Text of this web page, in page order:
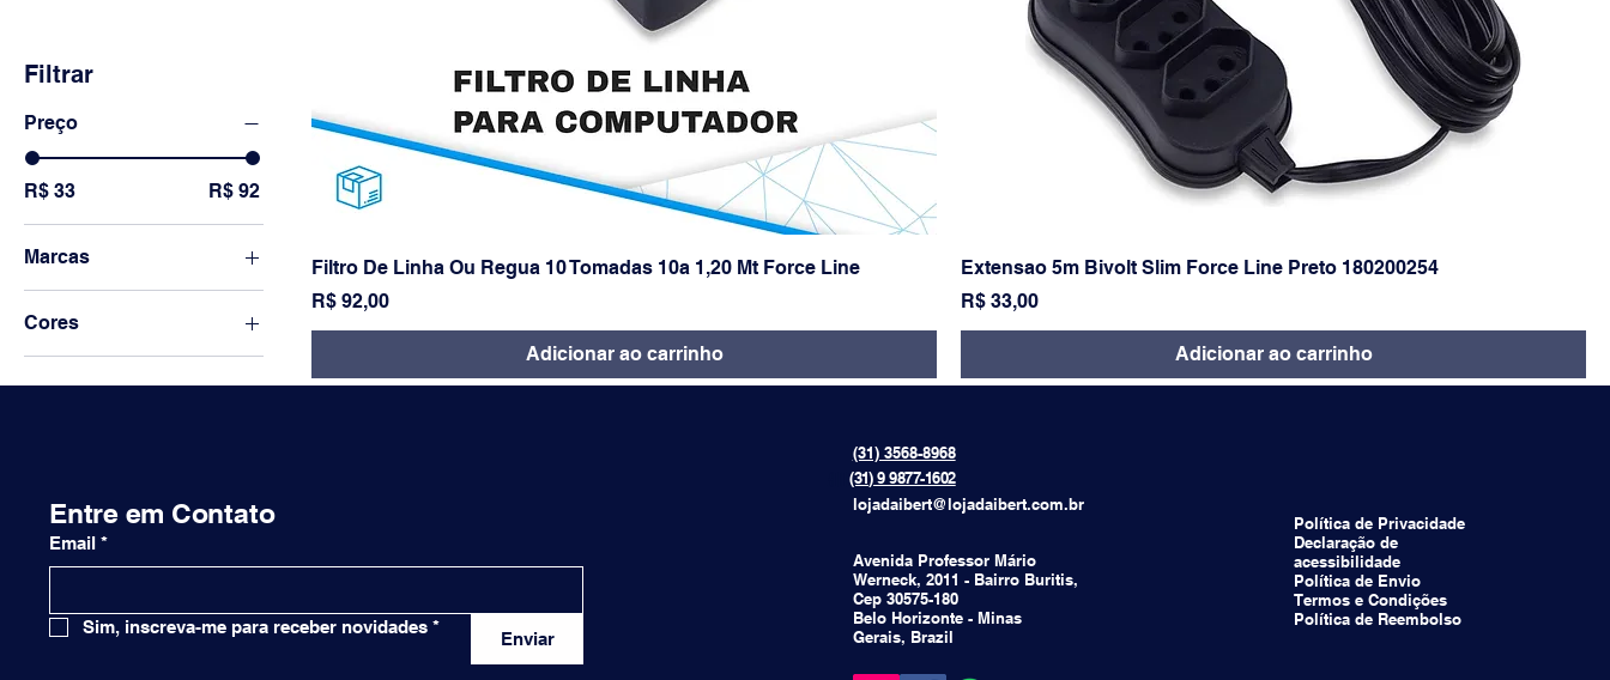
Filtrar
Preço
R$ 33 R$ 92
Marcas
Forceline
Cores
Preto
Filtro De Linha Ou Regua 10 Tomadas 10a 1,20 Mt Force Line
Preço
R$ 92,00
Adicionar ao carrinho
Extensao 5m Bivolt Slim Force Line Preto 180200254
Preço
R$ 33,00
Adicionar ao carrinho
Entre em Contato
Email *
Sim, inscreva-me para receber novidades *
Enviar
(31) 3568-8968
{[[[[(31) 9 9877-1602
lojadaibert@lojadaibert.com.br
Avenida Professor Mário
Werneck, 2011 - Bairro Buritis,
Cep 30575-180
Belo Horizonte - Minas
Gerais, Brazil
Política de Privacidade
Declaração de
acessibilidade
Política de Envio
Termos e Condições
Política de Reembolso